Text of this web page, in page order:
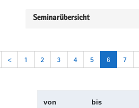
Seminarübersicht
< 1 2 3 4 5 6 7
von bis